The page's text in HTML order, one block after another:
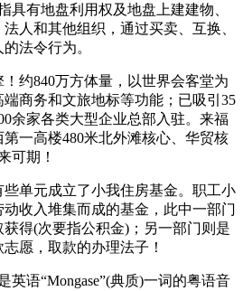
有地盘利用权及地盘上建建物、
人和其他组织，通过买卖、互换、
法令行为。
840万方体量，以世界会客堂为
商务和文旅地标等功能；已吸引35
余家各类⼤型企业总部⼊驻。来福
⼀高楼480⽶北外滩核心、华贸核
可期！
单元成立了小我住房基金。职工小
收入堆集而成的基金，此中一部门
得(次要指公积金)；另一部门则是
愿，取款的办理法子！
语“Mongase”(典质)一词的粤语音